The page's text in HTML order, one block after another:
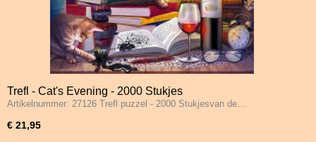
Trefl - Cat's Evening - 2000 Stukjes
Artikelnummer: 27126 Trefl puzzel - 2000 Stukjesvan de…
€ 21,95